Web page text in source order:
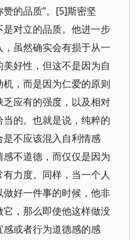
的品质”。[5]斯密坚
对立的品质。他进一步
虽然确实会有损于从一
好性，但这不是因为自
，而是因为仁爱的原则
应有的强度，以及相对
的。也就是说，纯粹的
不应该混入自利情感
不道德，而仅仅是因为
力度。同样，当一个人
好一件事的时候，他非
，那么即使他这样做没
或者行为道德感的感